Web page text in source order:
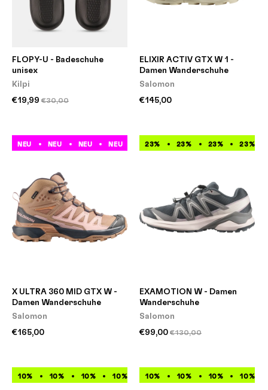
FLOPY-U - Badeschuhe
unisex
Kilpi
€19,99 €30,00
ELIXIR ACTIV GTX W 1 -
Damen Wanderschuhe
Salomon
€145,00
NEU NEU NEU NEU NEU NEU NEU NEU
X ULTRA 360 MID GTX W -
Damen Wanderschuhe
Salomon
€165,00
23% 23% 23% 23%
EXAMOTION W - Damen
Wanderschuhe
Salomon
€99,00 €130,00
10% 10% 10% 10% 10% 10% 10% 10%
10% 10% 10% 10%